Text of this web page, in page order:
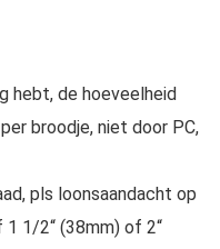
hebt, de hoeveelheid
broodje, niet door PC,
pls loonsaandacht op
1/2“ (38mm) of 2“